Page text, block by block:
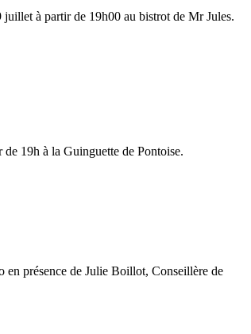
à partir de 19h00 au bistrot de Mr Jules.
19h à la Guinguette de Pontoise.
présence de Julie Boillot, Conseillère de